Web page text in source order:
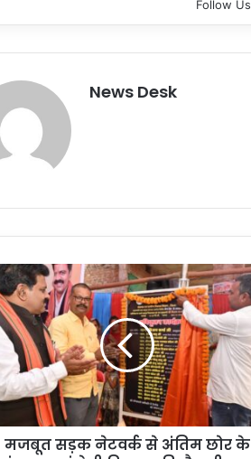
Follow Us
News Desk
मजबूत सड़क नेटवर्क से अंतिम छोर के